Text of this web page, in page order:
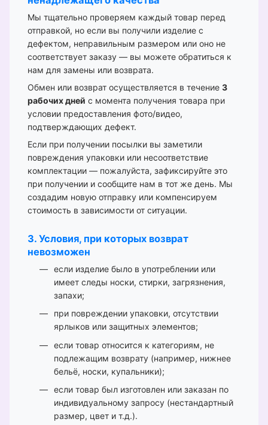
Мы тщательно проверяем каждый товар перед
отправкой, но если вы получили изделие с
дефектом, неправильным размером или оно не
соответствует заказу — вы можете обратиться к
нам для замены или возврата.
Обмен или возврат осуществляется в течение 3
рабочих дней с момента получения товара при
условии предоставления фото/видео,
подтверждающих дефект.
Если при получении посылки вы заметили
повреждения упаковки или несоответствие
комплектации — пожалуйста, зафиксируйте это
при получении и сообщите нам в тот же день. Мы
создадим новую отправку или компенсируем
стоимость в зависимости от ситуации.
3. Условия, при которых возврат
невозможен
если изделие было в употреблении или
имеет следы носки, стирки, загрязнения,
запахи;
при повреждении упаковки, отсутствии
ярлыков или защитных элементов;
если товар относится к категориям, не
подлежащим возврату (например, нижнее
бельё, носки, купальники);
если товар был изготовлен или заказан по
индивидуальному запросу (нестандартный
размер, цвет и т.д.).